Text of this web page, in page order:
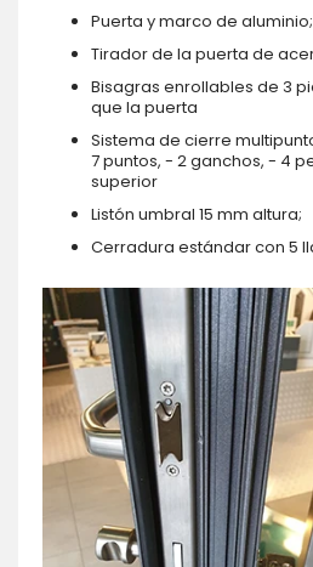
Puerta y marco de aluminio;
Tirador de la puerta de
Bisagras enrollables de 3
que la puerta
Sistema de cierre
7 puntos, - 2 ganchos, - 4
superior
Listón umbral 15 mm altura;
Cerradura estándar con 5